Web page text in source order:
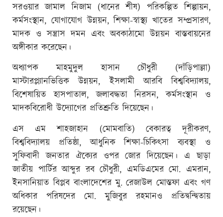
সরওয়ার জামাল নিজাম (ধানের শীষ) পরিকল্পিত শিল্পায়ন,
কর্মসংস্থান, যোগাযোগ উন্নয়ন, শিক্ষা-স্বাস্থ্য খাতের সম্প্রসারণ,
মাদক ও সন্ত্রাস দমন এবং অবকাঠামো উন্নয়ন বাস্তবায়নের
অঙ্গীকার করেছেন।
অধ্যাপক মাহমুদুল হাসান চৌধুরী (দাঁড়িপাল্লা)
মাস্টারপ্ল্যানভিত্তিক উন্নয়ন, ইসলামী আরবি বিশ্ববিদ্যালয়,
বিশেষায়িত হাসপাতাল, জলাবদ্ধতা নিরসন, কর্মসংস্থান ও
মাদকবিরোধী উদ্যোগের প্রতিশ্রুতি দিয়েছেন।
এস এম শাহজাহান (মোমবাতি) বেকারত্ব দূরীকরণ,
বিশ্ববিদ্যালয় প্রতিষ্ঠা, আধুনিক শিক্ষা-চিকিৎসা ব্যবস্থা ও
সুফিবাদী জনতার ঐক্যের ওপর জোর দিয়েছেন। এ ছাড়া
জাতীয় পার্টির আব্দুর রব চৌধুরী, এমডিএমের মো. এমরান,
ইনসানিয়াত বিপ্লব বাংলাদেশের মু. রেজাউল মোস্তফা এবং গণ
অধিকার পরিষদের মো. মুজিবুর রহমানও প্রতিদ্বন্দ্বিতায়
রয়েছেন।